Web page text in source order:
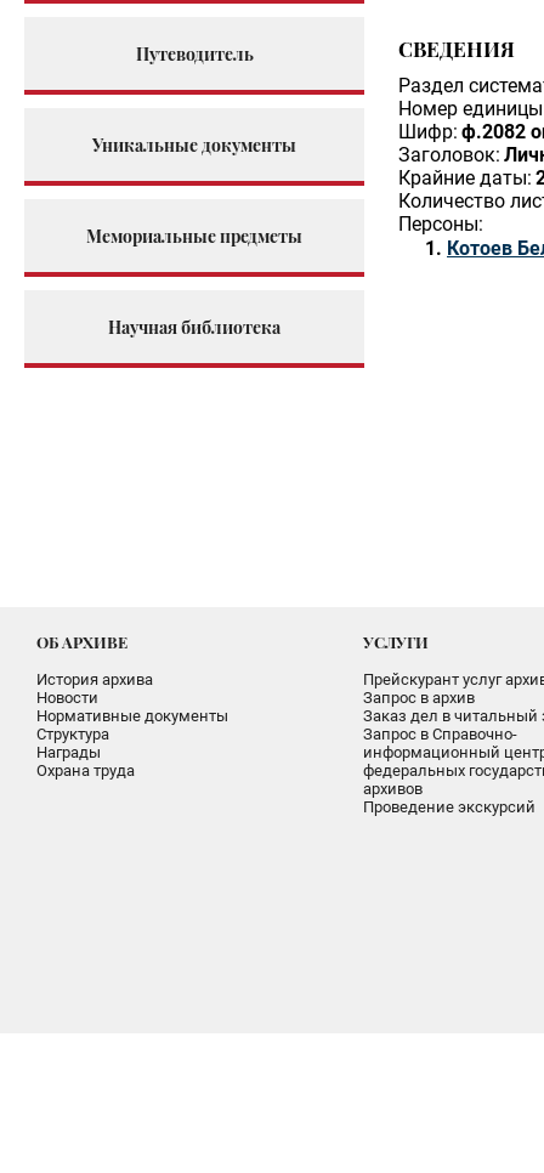
Путеводитель
Уникальные документы
Мемориальные предметы
Научная библиотека
СВЕДЕНИЯ
Раздел
Номер единицы
Шифр: ф.2082
Заголовок:
Крайние даты:
Количество
Персоны:
Котоев
ОБ АРХИВЕ
История архива
Новости
Нормативные документы
Структура
Награды
Охрана труда
УСЛУГИ
Прейскурант услуг
Запрос в архив
Заказ дел в читальный
Запрос в Справочно-
информационный
федеральных
архивов
Проведение экскурсий